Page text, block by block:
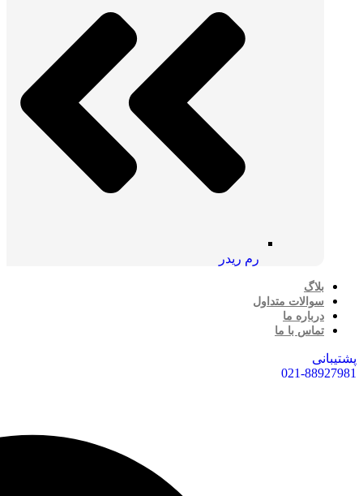
رم ریدر
بلاگ
سوالات متداول
درباره ما
تماس با ما
پشتیبانی
021-88927981